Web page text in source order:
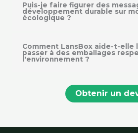
Puis-je faire figurer des
développement durable sur
écologique ?
Comment LansBox aide-t-elle
passer à des emballages
l'environnement ?
Obtenir un